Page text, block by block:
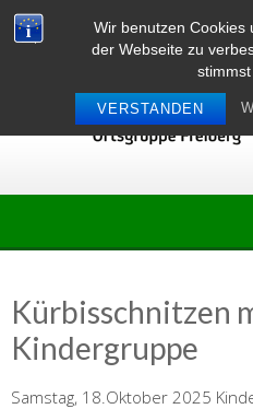
Wir benutzen Cookies
der Webseite zu
stimmst
VERSTANDEN
Skip
to
Kürbisschnitzen
Kindergruppe
Samstag, 18.Oktober 2025